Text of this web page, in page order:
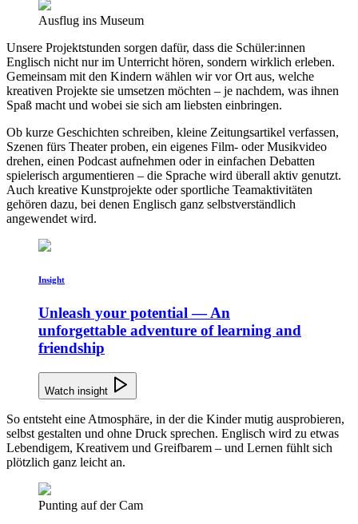
Ausflug ins Museum
Unsere Projektstunden sorgen dafür, dass die Schüler:innen
Englisch nicht nur im Unterricht hören, sondern wirklich erleben.
Gemeinsam mit den Kindern wählen wir vor Ort aus, welche
kreativen Projekte sie umsetzen möchten – je nachdem, was ihnen
Spaß macht und wobei sie sich am liebsten einbringen.
Ob kurze Geschichten schreiben, kleine Zeitungsartikel verfassen,
Szenen fürs Theater proben, ein eigenes Film- oder Musikvideo
drehen, einen Podcast aufnehmen oder in einfachen Debatten
spielerisch argumentieren – die Sprache wird überall aktiv genutzt.
Auch kreative Kunstprojekte oder sportliche Teamaktivitäten
gehören dazu, bei denen Englisch ganz selbstverständlich
angewendet wird.
Insight
Unleash your potential — An
unforgettable adventure of learning and
friendship
Watch insight
So entsteht eine Atmosphäre, in der die Kinder mutig ausprobieren,
selbst gestalten und ohne Druck sprechen. Englisch wird zu etwas
Lebendigem, Kreativem und Greifbarem – und Lernen fühlt sich
plötzlich ganz leicht an.
Punting auf der Cam